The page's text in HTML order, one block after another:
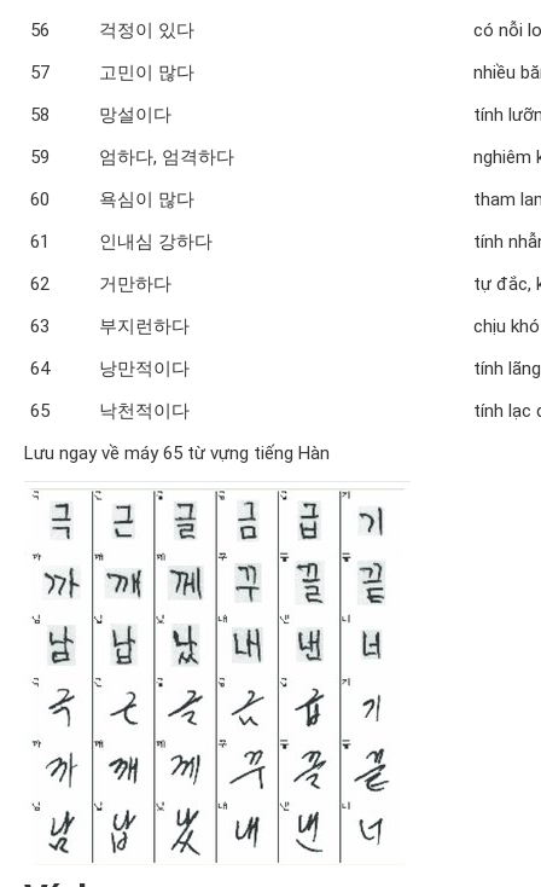
56
걱정이 있다
có nỗi lo
57
고민이 많다
nhiều
58
망설이다
tính
59
엄하다, 엄격하다
nghiêm
60
욕심이 많다
tham
61
인내심 강하다
tính
62
거만하다
tự đắc,
63
부지런하다
chịu khó
64
낭만적이다
tính
65
낙천적이다
tính lạc
Lưu ngay về máy 65 từ vựng tiếng Hàn